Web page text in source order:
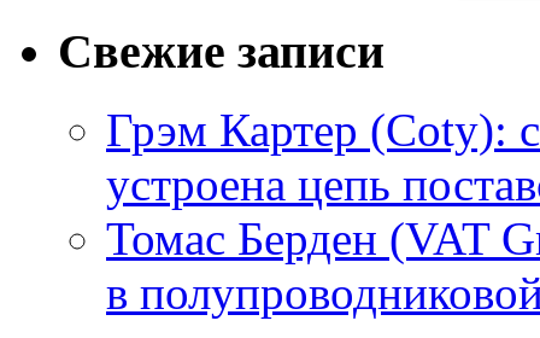
Свежие записи
Грэм Картер (Coty):
устроена цепь
Томас Берден (VAT
в